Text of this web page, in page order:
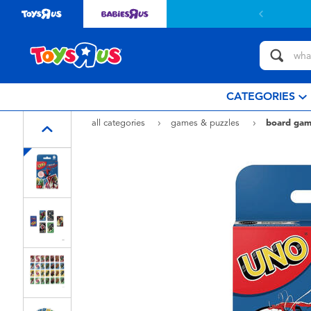
CATEGORIES
all categories games & puzzles
board